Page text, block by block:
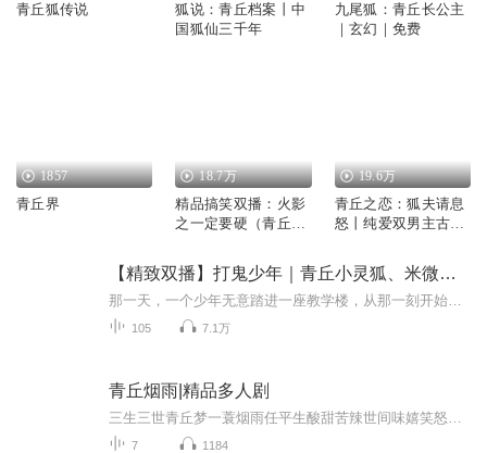
青丘狐传说
狐说：青丘档案丨中
国狐仙三千年
九尾狐：青丘长公主
｜玄幻｜免费
1857
青丘界
18.7万
精品搞笑双播：火影
之一定要硬（青丘小
19.6万
青丘之恋：狐夫请息
怒丨纯爱双男主古风
【精致双播】打鬼少年｜青丘小灵狐、米微醺倾情演播
105 7.1万
青丘烟雨|精品多人剧
7 1184